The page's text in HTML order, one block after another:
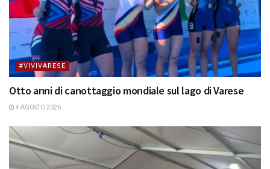
#VIVIVARESE
Otto anni di canottaggio mondiale sul lago di Varese
4 AGOSTO 2026